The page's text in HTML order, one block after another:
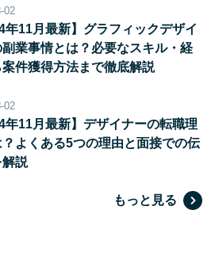
02
年11月最新】グラフィックデザイ
業事情とは？必要なスキル・経
件獲得方法まで徹底解説
02
年11月最新】デザイナーの転職理
？よくある5つの理由と面接での伝
解説
もっと見る